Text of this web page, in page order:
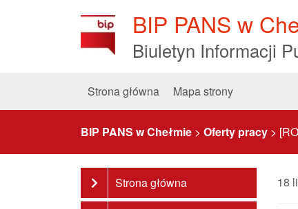
BIP PANS w
Biuletyn Informacji
Strona główna
Mapa strony
BIP PANS w Chełmie > Oferty pracy >
Strona główna 18